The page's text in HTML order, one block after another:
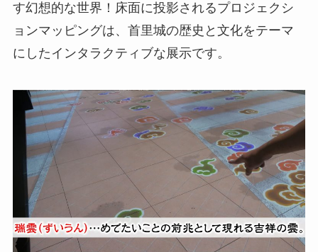
す幻想的な世界！床面に投影されるプロジェクシ
ョンマッピングは、首里城の歴史と文化をテーマ
にしたインタラクティブな展示です。